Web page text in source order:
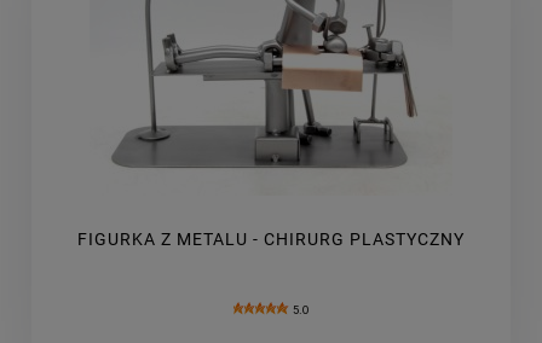
FIGURKA Z METALU - CHIRURG PLASTYCZNY
5.0